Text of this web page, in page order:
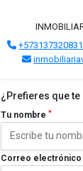
+573137320831
¿Prefieres que
Tu nombre *
Correo electrónico